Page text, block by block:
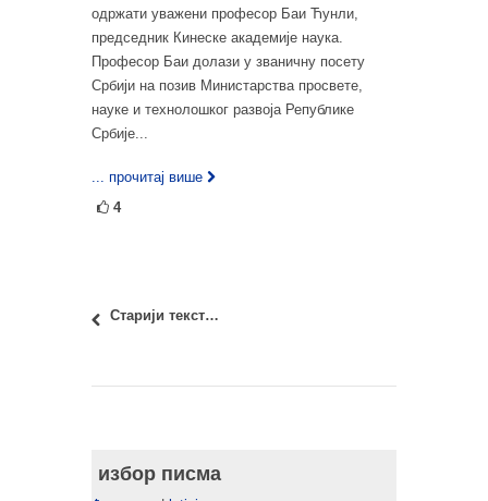
одржати уважени професор Баи Ћунли,
председник Кинеске академије наука.
Професор Баи долази у званичну посету
Србији на позив Министарства просвете,
науке и технолошког развоја Републике
Србије...
... прочитај више
4
Старији текстови
избор писма